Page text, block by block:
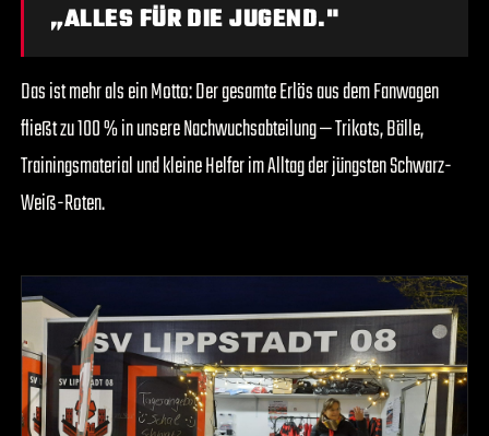
„ALLES FÜR DIE JUGEND."
Das ist mehr als ein Motto: Der gesamte Erlös aus dem Fanwagen
fließt zu 100 % in unsere Nachwuchsabteilung — Trikots, Bälle,
Trainingsmaterial und kleine Helfer im Alltag der jüngsten Schwarz-
Weiß-Roten.